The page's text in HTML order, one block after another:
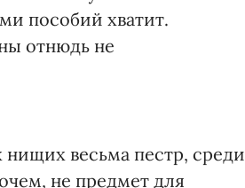
пособий хватит.
отнюдь не
весьма пестр, среди
не предмет для